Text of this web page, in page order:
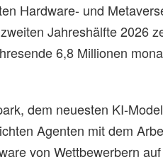
Hardware- und
Jahreshälfte 2026
6,8 Millionen
dem neuesten KI-
Agenten mit dem
von Wettbewerbern